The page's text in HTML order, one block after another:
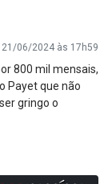
21/06/2024 às 17h59
800 mil mensais,
Payet que não
gringo o